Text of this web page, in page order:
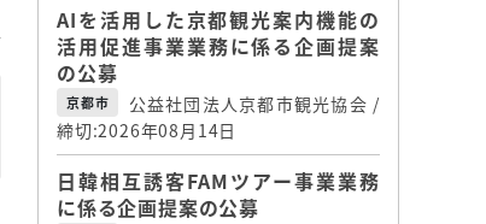
AIを活用した京都観光案内機能の
活用促進事業業務に係る企画提案
の公募
京都市
公益社団法人京都市観光協会 /
締切:2026年08月14日
日韓相互誘客FAMツアー事業業務
に係る企画提案の公募